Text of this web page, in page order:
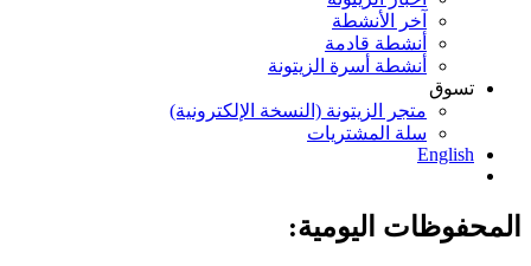
آخر الأنشطة
أنشطة قادمة
أنشطة أسرة الزيتونة
تسوق
متجر الزيتونة (النسخة الإلكترونية)
سلة المشتريات
English
المحفوظات اليومية: